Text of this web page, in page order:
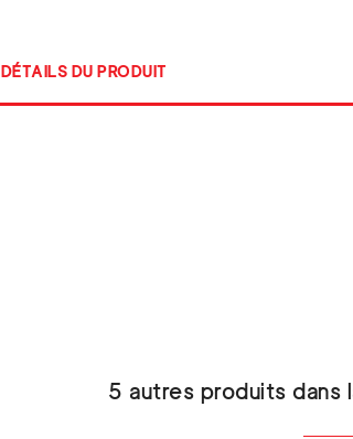
DÉTAILS DU PRODUIT
5 autres produits dans